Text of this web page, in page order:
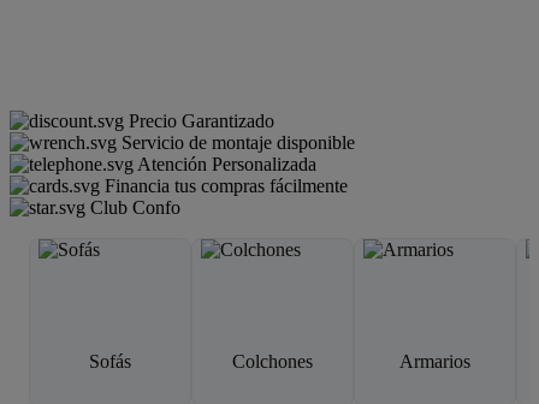
Precio Garantizado
Servicio de montaje disponible
Atención Personalizada
Financia tus compras fácilmente
Club Confo
Sofás Colchones Armarios